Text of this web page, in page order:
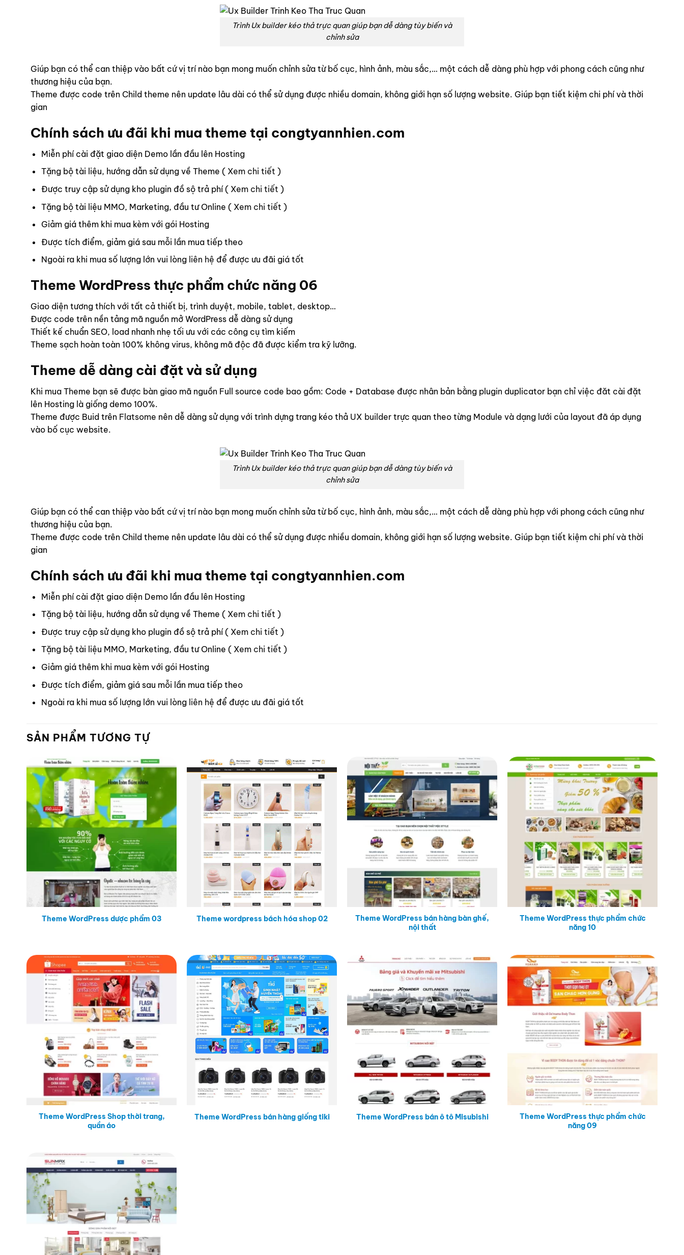
Trình Ux builder kéo thả trực quan giúp bạn dễ dàng tùy biến và
chỉnh sửa
Giúp bạn có thể can thiệp vào bất cứ vị trí nào bạn mong muốn chỉnh sửa từ bố cục, hình ảnh, màu sắc,… một cách dễ dàng phù hợp với phong cách cũng như
thương hiệu của bạn.
Theme được code trên Child theme nên update lâu dài có thể sử dụng được nhiều domain, không giới hạn số lượng website. Giúp bạn tiết kiệm chi phí và thời
gian
Chính sách ưu đãi khi mua theme tại congtyannhien.com
Miễn phí cài đặt giao diện Demo lần đầu lên Hosting
Tặng bộ tài liệu, hướng dẫn sử dụng về Theme ( Xem chi tiết )
Được truy cập sử dụng kho plugin đồ sộ trả phí ( Xem chi tiết )
Tặng bộ tài liệu MMO, Marketing, đầu tư Online ( Xem chi tiết )
Giảm giá thêm khi mua kèm với gói Hosting
Được tích điểm, giảm giá sau mỗi lần mua tiếp theo
Ngoài ra khi mua số lượng lớn vui lòng liên hệ để được ưu đãi giá tốt
Theme WordPress thực phẩm chức năng 06
Giao diện tương thích với tất cả thiết bị, trình duyệt, mobile, tablet, desktop…
Được code trên nền tảng mã nguồn mở WordPress dễ dàng sử dụng
Thiết kế chuẩn SEO, load nhanh nhẹ tối ưu với các công cụ tìm kiếm
Theme sạch hoàn toàn 100% không virus, không mã độc đã được kiểm tra kỹ lưỡng.
Theme dễ dàng cài đặt và sử dụng
Khi mua Theme bạn sẽ được bàn giao mã nguồn Full source code bao gồm: Code + Database được nhân bản bằng plugin duplicator bạn chỉ việc đăt cài đặt
lên Hosting là giống demo 100%.
Theme được Buid trên Flatsome nên dễ dàng sử dụng với trình dựng trang kéo thả UX builder trực quan theo từng Module và dạng lưới của layout đã áp dụng
vào bố cục website.
Trình Ux builder kéo thả trực quan giúp bạn dễ dàng tùy biến và
chỉnh sửa
Giúp bạn có thể can thiệp vào bất cứ vị trí nào bạn mong muốn chỉnh sửa từ bố cục, hình ảnh, màu sắc,… một cách dễ dàng phù hợp với phong cách cũng như
thương hiệu của bạn.
Theme được code trên Child theme nên update lâu dài có thể sử dụng được nhiều domain, không giới hạn số lượng website. Giúp bạn tiết kiệm chi phí và thời
gian
Chính sách ưu đãi khi mua theme tại congtyannhien.com
Miễn phí cài đặt giao diện Demo lần đầu lên Hosting
Tặng bộ tài liệu, hướng dẫn sử dụng về Theme ( Xem chi tiết )
Được truy cập sử dụng kho plugin đồ sộ trả phí ( Xem chi tiết )
Tặng bộ tài liệu MMO, Marketing, đầu tư Online ( Xem chi tiết )
Giảm giá thêm khi mua kèm với gói Hosting
Được tích điểm, giảm giá sau mỗi lần mua tiếp theo
Ngoài ra khi mua số lượng lớn vui lòng liên hệ để được ưu đãi giá tốt
SẢN PHẨM TƯƠNG TỰ
Theme WordPress dược phẩm 03 Theme wordpress bách hóa shop 02
Theme WordPress bán hàng bàn ghế,
nội thất
Theme WordPress thực phẩm chức
năng 10
Theme WordPress Shop thời trang,
quần áo
Theme WordPress bán hàng giống tiki Theme WordPress bán ô tô Misubishi
Theme WordPress thực phẩm chức
năng 09